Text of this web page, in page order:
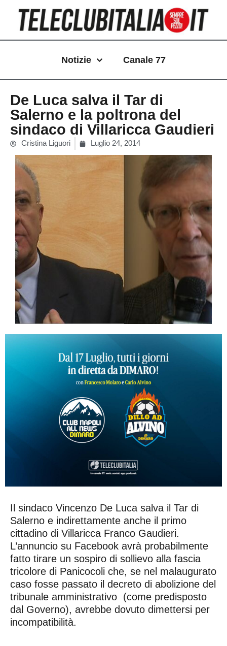
contenuto
Notizie Canale 77
De Luca salva il Tar di
Salerno e la poltrona del
sindaco di Villaricca Gaudieri
Cristina Liguori Luglio 24, 2014
Il sindaco Vincenzo De Luca salva il Tar di
Salerno e indirettamente anche il primo
cittadino di Villaricca Franco Gaudieri.
L’annuncio su Facebook avrà probabilmente
fatto tirare un sospiro di sollievo alla fascia
tricolore di Panicocoli che, se nel malaugurato
caso fosse passato il decreto di abolizione del
tribunale amministrativo (come predisposto
dal Governo), avrebbe dovuto dimettersi per
incompatibilità.